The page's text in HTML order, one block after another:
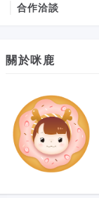
合作洽談
關於咪鹿
維修冷氣
純蛇粉